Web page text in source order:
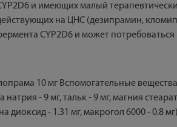
и имеющих малый
на ЦНС (дезипрамин,
CYP2D6 и может
10 мг Вспомогательные
- 9 мг, тальк - 9 мг, магния
диоксид - 1.31 мг, макрогол 6000 - 0.8